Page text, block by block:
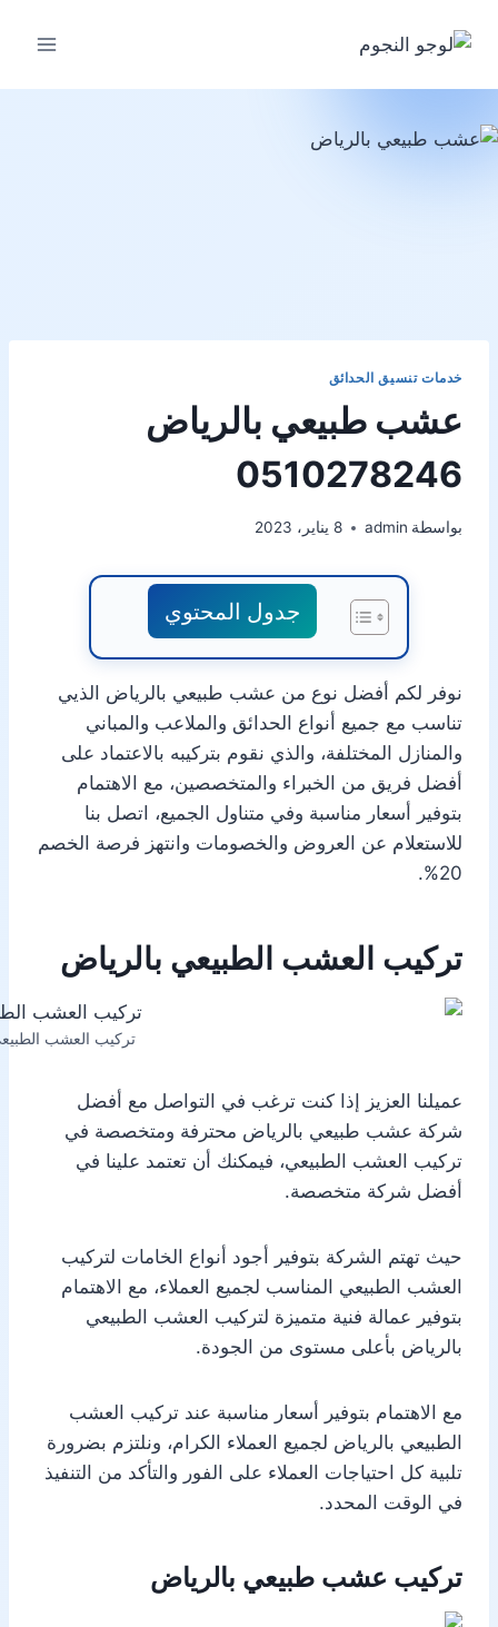
خدمات تنسيق الحدائق
عشب طبيعي بالرياض
0510278246
بواسطة admin 8 يناير، 2023
جدول المحتوي
نوفر لكم أفضل نوع من عشب طبيعي بالرياض الذيي
تناسب مع جميع أنواع الحدائق والملاعب والمباني
والمنازل المختلفة، والذي نقوم بتركيبه بالاعتماد على
أفضل فريق من الخبراء والمتخصصين، مع الاهتمام
بتوفير أسعار مناسبة وفي متناول الجميع، اتصل بنا
للاستعلام عن العروض والخصومات وانتهز فرصة الخصم
20%.
تركيب العشب الطبيعي بالرياض
تركيب العشب
عميلنا العزيز إذا كنت ترغب في التواصل مع أفضل
شركة عشب طبيعي بالرياض محترفة ومتخصصة في
تركيب العشب الطبيعي، فيمكنك أن تعتمد علينا في
أفضل شركة متخصصة.
حيث تهتم الشركة بتوفير أجود أنواع الخامات لتركيب
العشب الطبيعي المناسب لجميع العملاء، مع الاهتمام
بتوفير عمالة فنية متميزة لتركيب العشب الطبيعي
بالرياض بأعلى مستوى من الجودة.
مع الاهتمام بتوفير أسعار مناسبة عند تركيب العشب
الطبيعي بالرياض لجميع العملاء الكرام، ونلتزم بضرورة
تلبية كل احتياجات العملاء على الفور والتأكد من التنفيذ
في الوقت المحدد.
تركيب عشب طبيعي بالرياض